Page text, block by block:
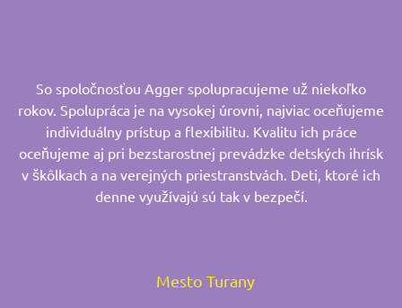
So spoločnosťou Agger spolupracujeme už niekoľko
rokov. Spolupráca je na vysokej úrovni, najviac oceňujeme
individuálny prístup a flexibilitu. Kvalitu ich práce
oceňujeme aj pri bezstarostnej prevádzke detských ihrísk
v škôlkach a na verejných priestranstvách. Deti, ktoré ich
denne využívajú sú tak v bezpečí.
Mesto Turany